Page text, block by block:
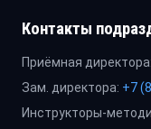
Контакты
Приёмная директора:
Зам. директора: +7
Инструкторы-